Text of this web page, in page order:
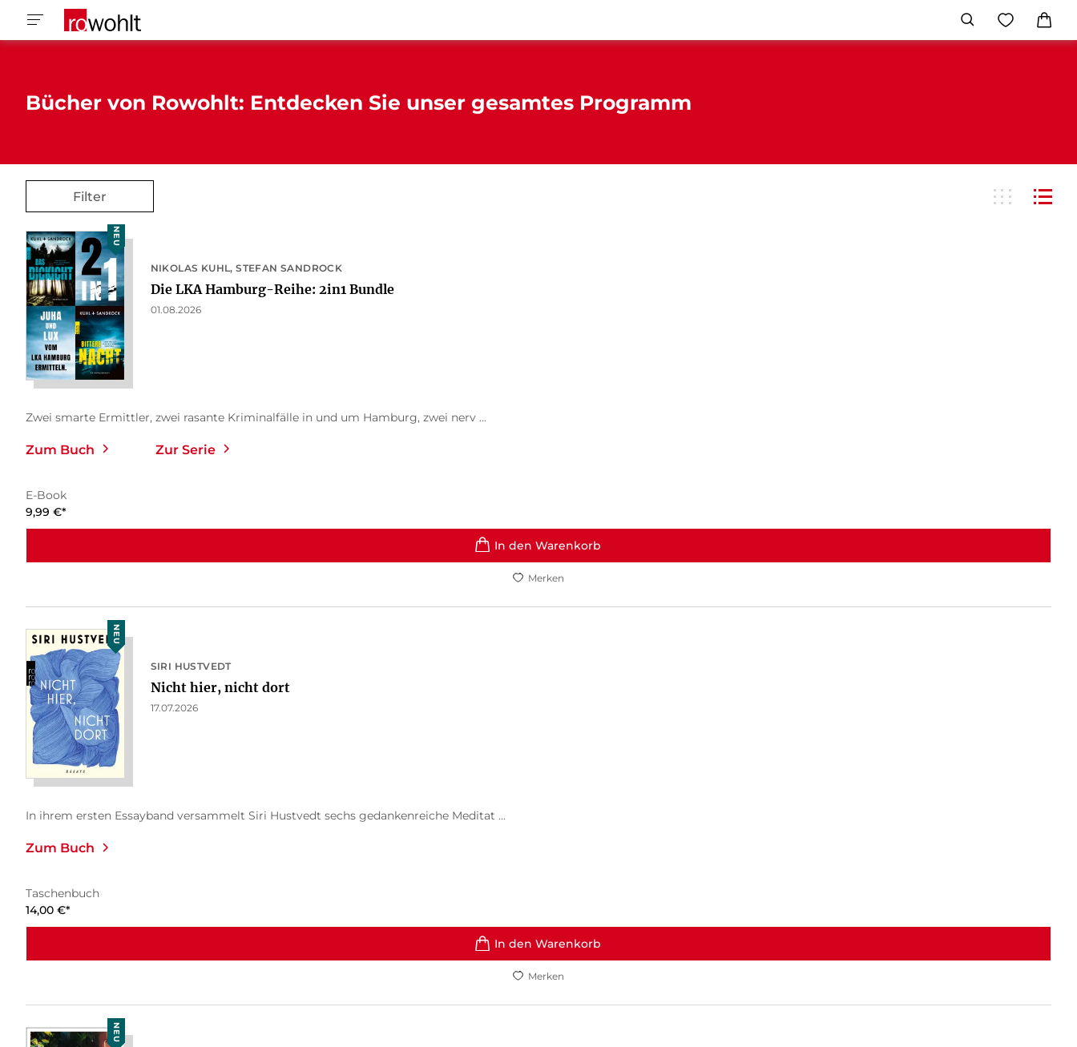
Bücher von Rowohlt: Entdecken Sie unser gesamtes Programm
Filter
NEU
NIKOLAS KUHL STEFAN SANDROCK
Die LKA Hamburg-Reihe: 2in1 Bundle
01.08.2026
Zwei smarte Ermittler, zwei rasante Kriminalfälle in und um Hamburg, zwei nerv ...
Zum Buch Zur Serie
E-Book
9,99 €*
In den Warenkorb
Merken
NEU
SIRI HUSTVEDT
Nicht hier, nicht dort
17.07.2026
In ihrem ersten Essayband versammelt Siri Hustvedt sechs gedankenreiche Meditat ...
Zum Buch
Taschenbuch
14,00 €*
In den Warenkorb
Merken
NEU